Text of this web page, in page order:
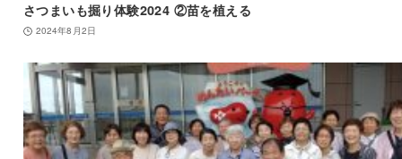
さつまいも掘り体験2024 ②苗を植える
2024年8月2日